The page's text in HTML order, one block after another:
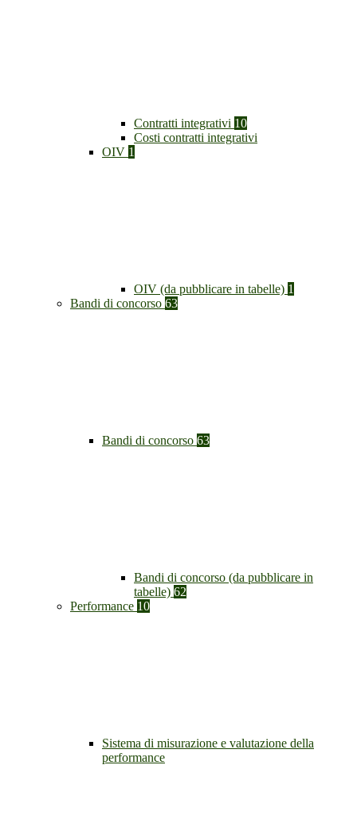
Contratti integrativi 10
Costi contratti integrativi
OIV 1
OIV (da pubblicare in tabelle) 1
Bandi di concorso 63
Bandi di concorso 63
Bandi di concorso (da pubblicare in
tabelle) 62
Performance 10
Sistema di misurazione e valutazione della
performance